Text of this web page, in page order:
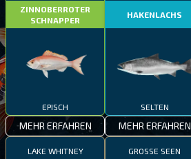
ZINNOBERROTER
SCHNAPPER
EPISCH
MEHR ERFAHREN
HAKENLACHS
SELTEN
MEHR ERFAHREN
LAKE WHITNEY GROSSE SEEN